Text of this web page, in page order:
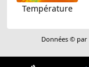
Température
Données © par